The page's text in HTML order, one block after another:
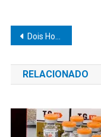
Navegação
de
Post
Dois Homens Presos por Tráfico de Drogas em Garça
RELACIONADO